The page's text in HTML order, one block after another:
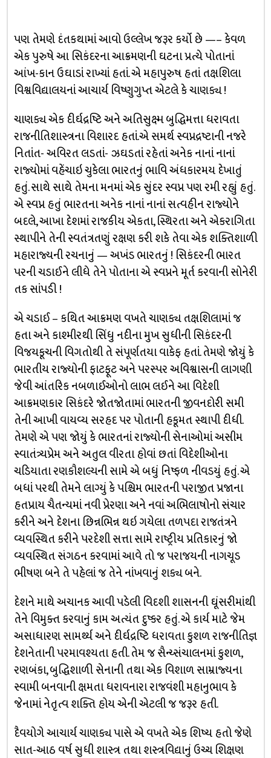
પણ તેમણે દંતકથામાં આવો ઉલ્લેખ જરૂર કર્યો છે —– કેવળ
એક પુરુષે આ સિકંદરના આક્રમણની ઘટના પ્રત્યે પોતાનાં
આંખ-કાન ઉઘાડાં રાખ્યાં હતાં. એ મહાપુરુષ હતાં તક્ષશિલા
વિશ્વવિદ્યાલયનાં આચાર્ય વિષ્ણુગુપ્ત એટલે કે ચાણક્ય !
ચાણક્ય એક દીર્ઘદ્રષ્ટિ અને અતિસુક્ષ્મ બુદ્ધિમત્તા ધરાવતા
રાજનીતિશાસ્ત્રના વિશારદ હતાં.એ સમર્થ સ્વપ્નદ્રષ્ટાની નજરે
નિતાંત- અવિરત લડતાં- ઝઘડતાં રહેતાં અનેક નાનાં નાનાં
રાજ્યોમાં વહેંચાઇ ચુકેલા ભારતનું ભાવિ અંધકારમય દેખાતું
હતું. સાથે સાથે તેમના મનમાં એક સુંદર સ્વપ્ન પણ રમી રહ્યું હતું.
એ સ્વપ્ન હતું ભારતના અનેક નાનાં નાનાં સત્વહીન રાજ્યોને
બદલે, આખા દેશમાં રાજકીય એકતા, સ્થિરતા અને એકરાગિતા
સ્થાપીને તેની સ્વતંત્રતણું રક્ષણ કરી શકે તેવા એક શક્તિશાળી
મહારાજ્યની રચનાનું — અખંડ ભારતનું ! સિકંદરની ભારત
પરની ચડાઈને લીધે તેને પોતાના એ સ્વપ્નને મૂર્ત કરવાની સોનેરી
તક સાંપડી !
એ ચડાઈ – કથિત આક્રમણ વખતે ચાણક્ય તક્ષશિલામાં જ
હતા અને કાશ્મીરથી સિંધુ નદીના મુખ સુધીની સિકંદરની
વિજયકૂચની વિગતોથી તે સંપૂર્ણતયા વાકેફ હતાં. તેમણે જોયું કે
ભારતીય રાજ્યોની ફાટફૂટ અને પરસ્પર અવિશ્વાસની લાગણી
જેવી આંતરિક નબળાઈઓનો લાભ લઈને આ વિદેશી
આક્રમણકાર સિકંદરે જોતજોતામાં ભારતની જીવનદોરી સમી
તેની આખી વાયવ્ય સરહદ પર પોતાની હકૂમત સ્થાપી દીધી.
તેમણે એ પણ જોયું કે ભારતનાં રાજ્યોની સેનાઓમાં અસીમ
સ્વાતંત્ર્યપ્રેમ અને અતુલ વીરતા હોવાં છતાં વિદેશીઓના
ચડિયાતા રણકૌશલ્યની સામે એ બધું નિષ્ફળ નીવડયું હતું. એ
બધાં પરથી તેમને લાગ્યું કે પશ્ચિમ ભારતની પરાજીત પ્રજાના
હતપ્રાય ચૈતન્યમાં નવી પ્રેરણા અને નવાં અભિલાષોનો સંચાર
કરીને અને દેશના છિન્નભિન્ન થઇ ગયેલા તળપદા રાજતંત્રને
વ્યવસ્થિત કરીને પરદેશી સત્તા સામે રાષ્ટ્રીય પ્રતિકારનું જો
વ્યવસ્થિત સંગઠન કરવામાં આવે તો જ પરાજયની નાગચૂડ
ભીષણ બને તે પહેલાં જ તેને નાંખવાનું શક્ય બને.
દેશને માથે અચાનક આવી પડેલી વિદશી શાસનની ઘૂંસરીમાંથી
તેને વિમુક્ત કરવાનું કામ અત્યંત દુષ્કર હતું. એ કાર્ય માટે જેમ
અસાધારણ સામર્થ્ય અને દીર્ઘદ્રષ્ટિ ધરાવતા કુશળ રાજનીતિજ્ઞ
દેશનેતાની પરમાવશ્યતા હતી. તેમ જ સૈન્ય્સંચાલનમાં કુશળ,
રણબંકા, બુદ્ધિશાળી સેનાની તથા એક વિશાળ સામ્રાજ્યના
સ્વામી બનવાની ક્ષમતા ધરાવનારા રાજવંશી મહાનુભાવ કે
જેનામાં નેતૃત્વ શક્તિ હોય એની એટલી જ જરૂર હતી.
દૈવયોગે આચાર્ય ચાણક્ય પાસે એ વખતે એક શિષ્ય હતો જેણે
સાત-આઠ વર્ષ સુધી શાસ્ત્ર તથા શસ્ત્રવિદ્યાનું ઉચ્ચ શિક્ષણ